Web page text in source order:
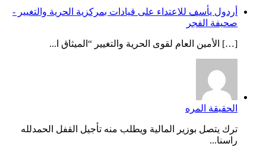
أردول يأسف للاعتداء على قيادات بمركزية الحرية والتغيير -
صحيفة الفجر
[…] الأمين العام لقوى الحرية والتغيير “الميثاق ا...
الحقيقة المره
ترك يتصل بوزير المالية ويطلب منه تأجيل القفل الحمدلله
راسنا...